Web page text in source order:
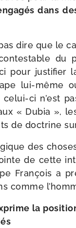
dans
dire que le
du
pour jus­ti­fier
lui-​même
​ci n’est
« Dubia »,
de doc­trine
des
de cette
François a
comme
la